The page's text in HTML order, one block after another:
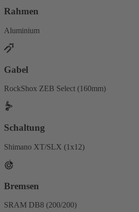
Rahmen
Aluminium
Gabel
RockShox ZEB Select (160mm)
Schaltung
Shimano XT/SLX (1x12)
Bremsen
SRAM DB8 (200/200)